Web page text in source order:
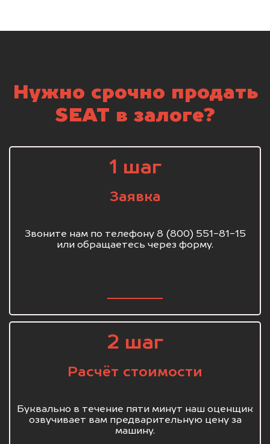
Нужно срочно продать
SEAT в залоге?
1 шаг
Заявка
Звоните нам по телефону 8 (800) 551-81-15
или обращаетесь через форму.
2 шаг
Расчёт стоимости
Буквально в течение пяти минут наш оценщик
озвучивает вам предварительную цену за
машину.